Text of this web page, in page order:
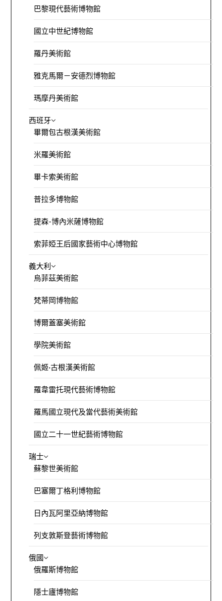
巴黎現代藝術博物館
國立中世紀博物館
羅丹美術館
雅克馬爾－安德烈博物館
瑪摩丹美術館
西班牙
畢爾包古根漢美術館
米羅美術館
畢卡索美術館
普拉多博物館
提森-博內米薩博物館
索菲婭王后國家藝術中心博物館
義大利
烏菲茲美術館
梵蒂岡博物館
博爾蓋塞美術館
學院美術館
佩姬·古根漢美術館
羅韋雷托現代藝術博物館
羅馬國立現代及當代藝術美術館
國立二十一世紀藝術博物館
瑞士
蘇黎世美術館
巴塞爾丁格利博物館
日內瓦阿里亞納博物館
列支敦斯登藝術博物館
俄國
俄羅斯博物館
隱士廬博物館